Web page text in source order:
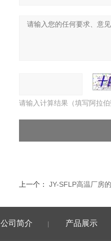
请输入计算结果（填写阿拉
上一个： JY-SFLP高温厂房
公司简介 产品展示